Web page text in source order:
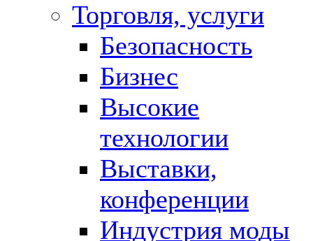
Торговля, услуги
Безопасность
Бизнес
Высокие
технологии
Выставки,
конференции
Индустрия моды